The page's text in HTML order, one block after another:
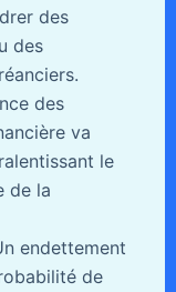
des
des
des
va
le
de la
endettement
de